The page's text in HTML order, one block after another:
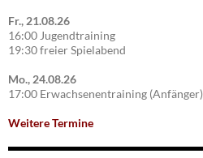
Fr., 21.08.26
16:00 Jugendtraining
19:30 freier Spielabend
Mo., 24.08.26
17:00 Erwachsenentraining (Anfänger)
Weitere Termine